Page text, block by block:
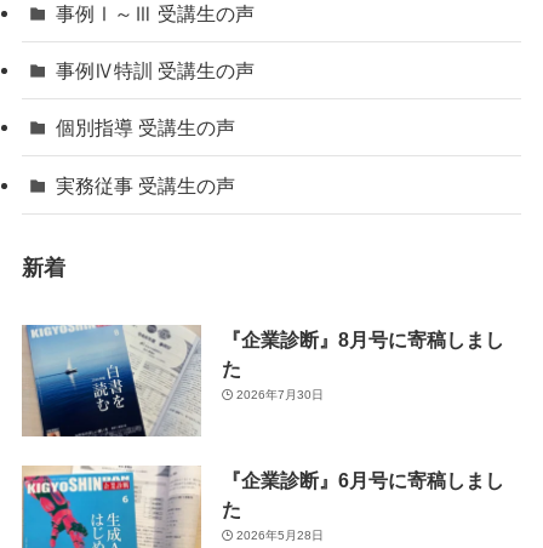
事例Ⅰ～Ⅲ 受講生の声
事例Ⅳ特訓 受講生の声
個別指導 受講生の声
実務従事 受講生の声
新着
『企業診断』8月号に寄稿しまし
た
2026年7月30日
『企業診断』6月号に寄稿しまし
た
2026年5月28日